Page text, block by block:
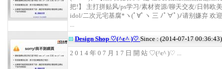
把!】 主打拼贴风/ps学习/素材资源/聊天交友/日韩欧
idol/二次元宅基腐*ヽ(ﾟ∀ﾟヽ 三 ﾉﾟ∀ﾟ)ﾉ请别嫌弃 欢
...
Design Shop ♡(^ε^ )♡ Since : (2014-07-17 00:36:43)
2 0 1 4 年 0 7 月 1 7 日 開 站 ♡(^ε^ )♡ ...